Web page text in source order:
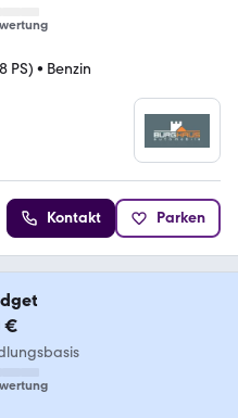
PS) • Benzin
Kontakt Parken
€